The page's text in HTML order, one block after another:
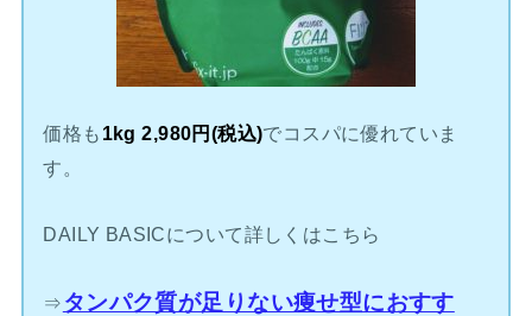
価格も 1kg 2,980円(税込)でコスパに優れていま
す。
DAILY BASICについて詳しくはこちら
⇒ タンパク質が足りない痩せ型におすす